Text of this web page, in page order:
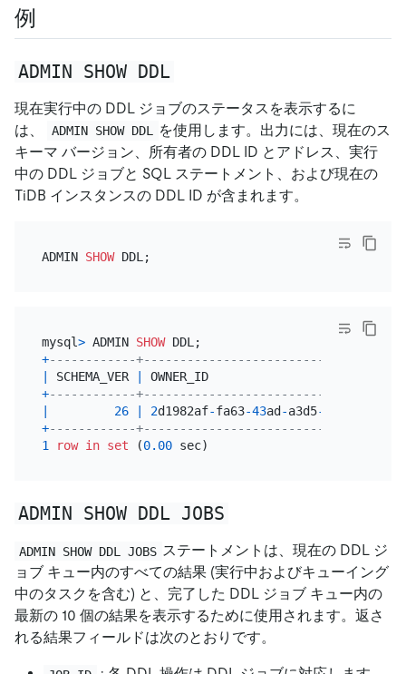
例
ADMIN SHOW DDL
現在実行中の DDL ジョブのステータスを表示するに
は、
ADMIN SHOW DDL
を使用します。出力には、現在のス
キーマ バージョン、所有者の DDL ID とアドレス、実行
中の DDL ジョブと SQL ステートメント、および現在の
TiDB インスタンスの DDL ID が含まれます。
ADMIN SHOW
mysql> ADMIN SHOW
+------------
SCHEMA_VER
+------------
26 2d1982af-fa63-43ad -a3d5-73710683
+------------
1
row in set (0.00
ADMIN SHOW DDL JOBS
ADMIN SHOW DDL JOBS ステートメントは、現在の DDL ジ
ョブ キュー内のすべての結果 (実行中およびキューイング
中のタスクを含む) と、完了した DDL ジョブ キュー内の
最新の 10 個の結果を表示するために使用されます。返さ
れる結果フィールドは次のとおりです。